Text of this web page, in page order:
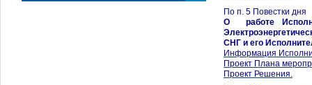
По п. 5 Повестки дня
О работе
СНГ и его
Информация
Проект Плана
Проект Решения.